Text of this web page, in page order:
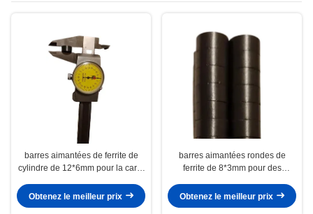
barres aimantées de ferrite de
cylindre de 12*6mm pour la carte
réfrigérateur
Obtenez le meilleur prix
barres aimantées rondes de
ferrite de 8*3mm pour des
porte grillagée
Obtenez le meilleur prix